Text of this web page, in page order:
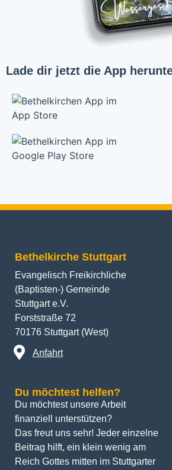
Lade dir jetzt die App
Bethelkirche Stuttgart
Evangelisch Freikirchliche
(Baptisten-) Gemeinde
Stuttgart e.V.
Forststraße 72
70176 Stuttgart (West)
Anfahrt
Du möchtest helfen?
Du möchtest unsere Arbeit
finanziell unterstützen?
Das freut uns sehr! Jeder einzelne
Beitrag hilft, ein klein wenig am
Reich Gottes mitten im Stuttgarter